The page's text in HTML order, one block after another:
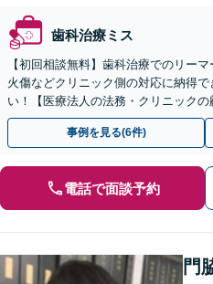
歯科治療ミス
【初回相談無料】歯科治療でのリー
火傷などクリニック側の対応に納得
い！【医療法人の法務・クリニック
ドバイスで、納得のできるトラブル
事例を見る(6件)
電話で面談予約
門